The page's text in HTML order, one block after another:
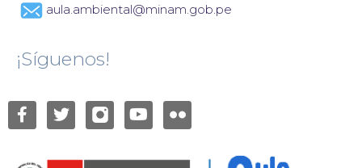
aula.ambiental@minam.gob.pe
¡Síguenos!